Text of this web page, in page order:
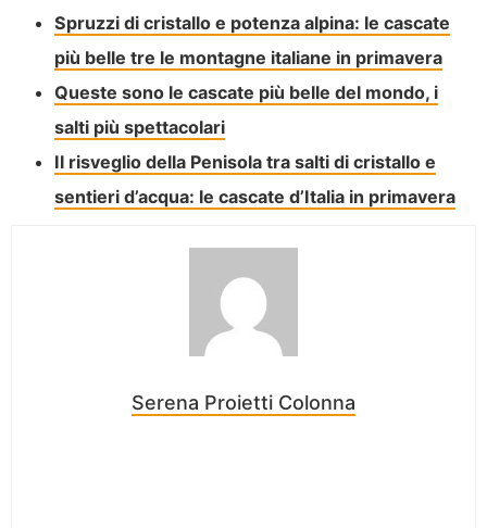
Spruzzi di cristallo e potenza alpina: le cascate
più belle tre le montagne italiane in primavera
Queste sono le cascate più belle del mondo, i
salti più spettacolari
Il risveglio della Penisola tra salti di cristallo e
sentieri d’acqua: le cascate d’Italia in primavera
Serena Proietti Colonna